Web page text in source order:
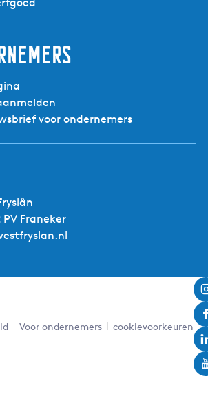
voor ondernemers
Franeker
Voor ondernemers cookievoorkeuren